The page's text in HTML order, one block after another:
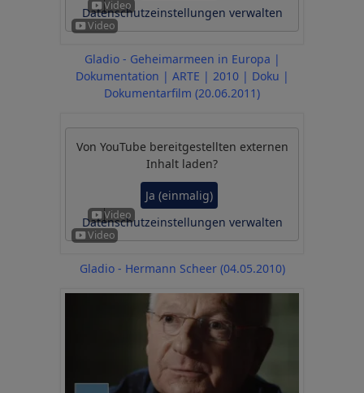
Datenschutzeinstellungen verwalten
Gladio - Geheimarmeen in Europa |
Dokumentation | ARTE | 2010 | Doku |
Dokumentarfilm (20.06.2011)
Von YouTube bereitgestellten externen
Inhalt laden?
Ja (einmalig)
Datenschutzeinstellungen verwalten
Gladio - Hermann Scheer (04.05.2010)